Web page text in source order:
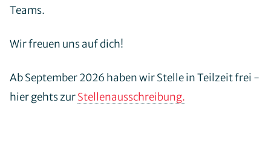
Teams.
Wir freuen uns auf dich!
Ab September 2026 haben wir Stelle in Teilzeit frei -
hier gehts zurStellenausschreibung.